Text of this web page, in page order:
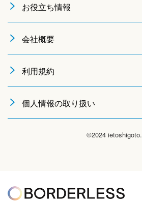
お役立ち情報
会社概要
利用規約
個人情報の取り扱い
©2024 ietoshigoto.